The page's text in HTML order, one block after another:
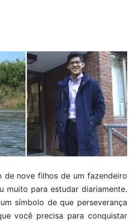
de nove filhos de um fazendeiro
muito para estudar diariamente.
símbolo de que perseverança
você precisa para conquistar